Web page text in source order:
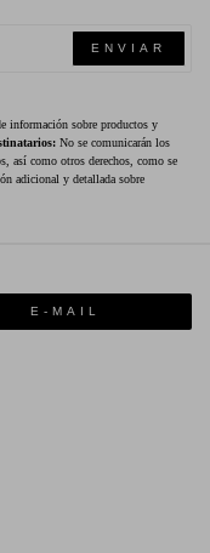
ENVIAR
información sobre productos y
No se comunicarán los
así como otros derechos, como se
adicional y detallada sobre
E-MAIL